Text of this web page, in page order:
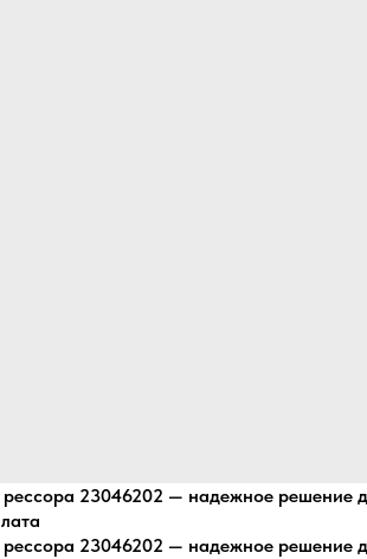
рессора 23046202 — надежное решение
рессора 23046202 — надежное решение